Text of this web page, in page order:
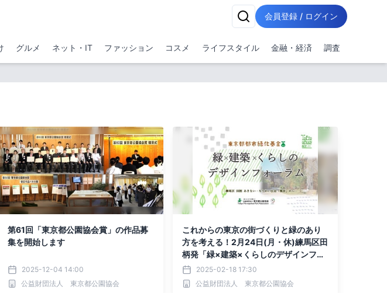
会員登録 / ログイン
グルメ ネット・IT ファッション コスメ ライフスタイル 金融・経済 調査
第61回「東京都公園協会賞」の作品募
集を開始します
2025-12-04 14:00
公益財団法人 東京都公園協会
これからの東京の街づくりと緑のあり
方を考える！2月24日(月・休)練馬区田
柄発「緑×建築×くらしのデザインフォ
ーラム」をYoutube生配信｜東京都都
市緑化基金
2025-02-18 17:30
公益財団法人 東京都公園協会